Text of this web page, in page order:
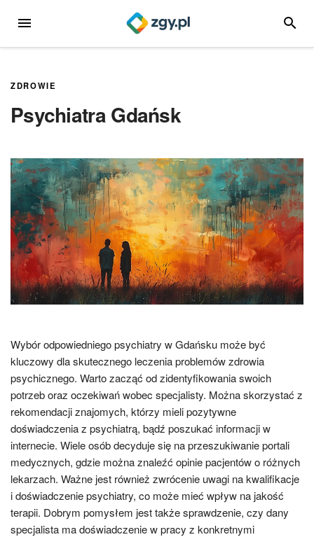
MENU
ZDROWIE
Psychiatra Gdańsk
Wybór odpowiedniego psychiatry w Gdańsku może być
kluczowy dla skutecznego leczenia problemów zdrowia
psychicznego. Warto zacząć od zidentyfikowania swoich
potrzeb oraz oczekiwań wobec specjalisty. Można skorzystać z
rekomendacji znajomych, którzy mieli pozytywne
doświadczenia z psychiatrą, bądź poszukać informacji w
internecie. Wiele osób decyduje się na przeszukiwanie portali
medycznych, gdzie można znaleźć opinie pacjentów o różnych
lekarzach. Ważne jest również zwrócenie uwagi na kwalifikacje
i doświadczenie psychiatry, co może mieć wpływ na jakość
terapii. Dobrym pomysłem jest także sprawdzenie, czy dany
specjalista ma doświadczenie w pracy z konkretnymi